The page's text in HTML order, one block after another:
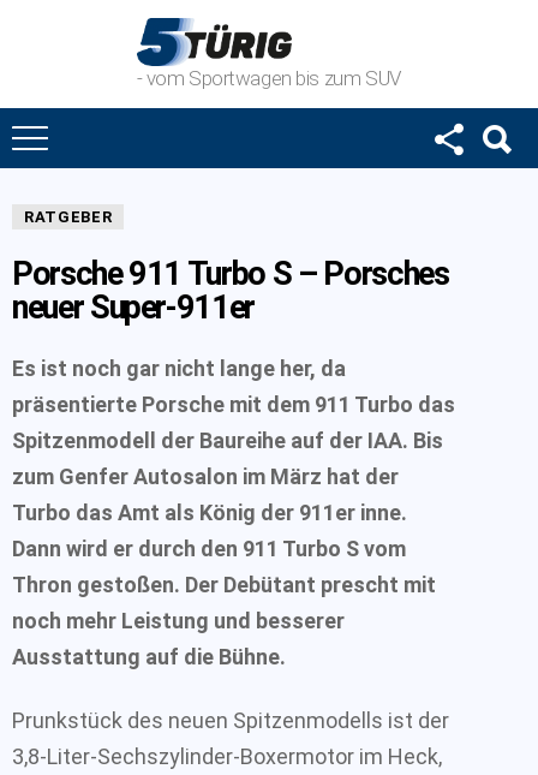
- vom Sportwagen bis zum SUV
RATGEBER
Porsche 911 Turbo S – Porsches
neuer Super-911er
Es ist noch gar nicht lange her, da
präsentierte Porsche mit dem 911 Turbo das
Spitzenmodell der Baureihe auf der IAA. Bis
zum Genfer Autosalon im März hat der
Turbo das Amt als König der 911er inne.
Dann wird er durch den 911 Turbo S vom
Thron gestoßen. Der Debütant prescht mit
noch mehr Leistung und besserer
Ausstattung auf die Bühne.
Prunkstück des neuen Spitzenmodells ist der
3,8-Liter-Sechszylinder-Boxermotor im Heck,